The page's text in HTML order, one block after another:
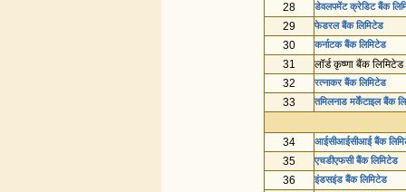
28 डेवलपमेंट क्रेडिट बैंक
29 फेडरल बैंक लिमिटेड
30 कर्नाटक बैंक लिमिटेड
31
लॉर्ड कृष्णा बैंक लिमिटेड
32
रत्नाकर बैंक लिमिटेड
33 तमिलनाड मर्केंटाइल बैंक
34 आईसीआईसीआई बैंक
35 एचडीएफसी बैंक लिमिटेड
36 इंडसइंड बैंक लिमिटेड